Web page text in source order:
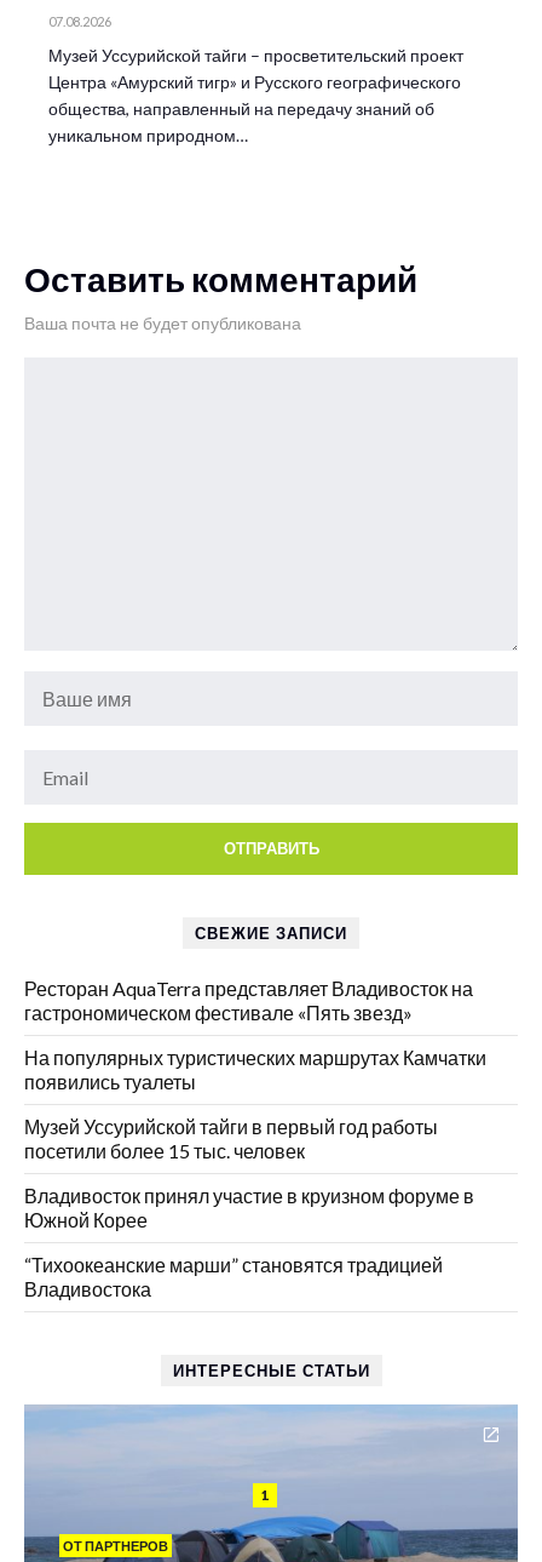
07.08.2026
Музей Уссурийской тайги – просветительский проект
Центра «Амурский тигр» и Русского географического
общества, направленный на передачу знаний об
уникальном природном…
Оставить комментарий
Ваша почта не будет опубликована
СВЕЖИЕ ЗАПИСИ
Ресторан AquaTerra представляет Владивосток на
гастрономическом фестивале «Пять звезд»
На популярных туристических маршрутах Камчатки
появились туалеты
Музей Уссурийской тайги в первый год работы
посетили более 15 тыс. человек
Владивосток принял участие в круизном форуме в
Южной Корее
“Тихоокеанские марши” становятся традицией
Владивостока
ИНТЕРЕСНЫЕ СТАТЬИ
1
ОТ ПАРТНЕРОВ